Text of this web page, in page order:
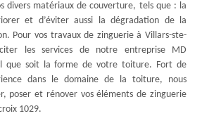
divers matériaux de couverture, tels que : la
et d’éviter aussi la dégradation de la
Pour vos travaux de zinguerie à Villars-ste-
les services de notre entreprise MD
que soit la forme de votre toiture. Fort de
dans le domaine de la toiture, nous
poser et rénover vos éléments de zinguerie
1029.